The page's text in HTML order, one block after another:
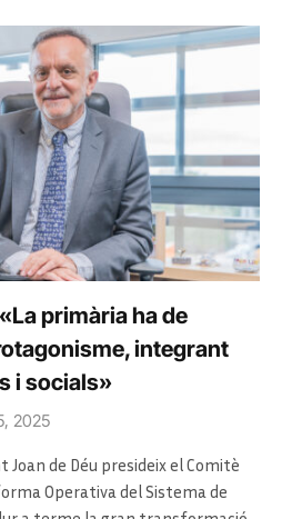
primària ha de
integrant
i socials»
2025
Joan de Déu presideix el Comitè
Operativa del Sistema de